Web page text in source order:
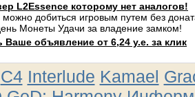
L2Essence которому нет аналогов!
можно добиться игровым путем без
Монеты Удачи за владение замком!
Ваше объявление от 6,24 у.е. за клик
C4 Interlude Kamael